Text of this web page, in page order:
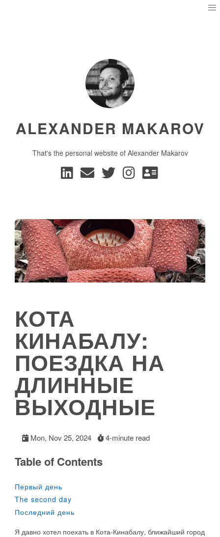
ALEXANDER MAKAROV
That's the personal website of Alexander Makarov
КОТА
КИНАБАЛУ:
ПОЕЗДКА НА
ДЛИННЫЕ
ВЫХОДНЫЕ
Mon, Nov 25, 2024 4-minute read
Table of Contents
Первый день
The second day
Последний день
Я давно хотел поехать в Кота-Кинабалу, ближайший город